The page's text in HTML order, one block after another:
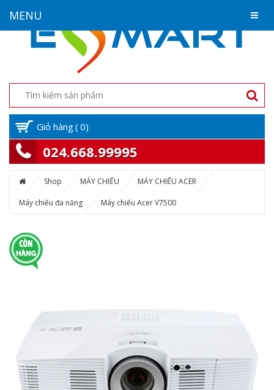
Giỏ hàng( 0)
024.668.99995
MENU
Shop MÁY CHIẾU MÁY CHIẾU ACER
Máy chiếu đa năng Máy chiếu Acer V7500